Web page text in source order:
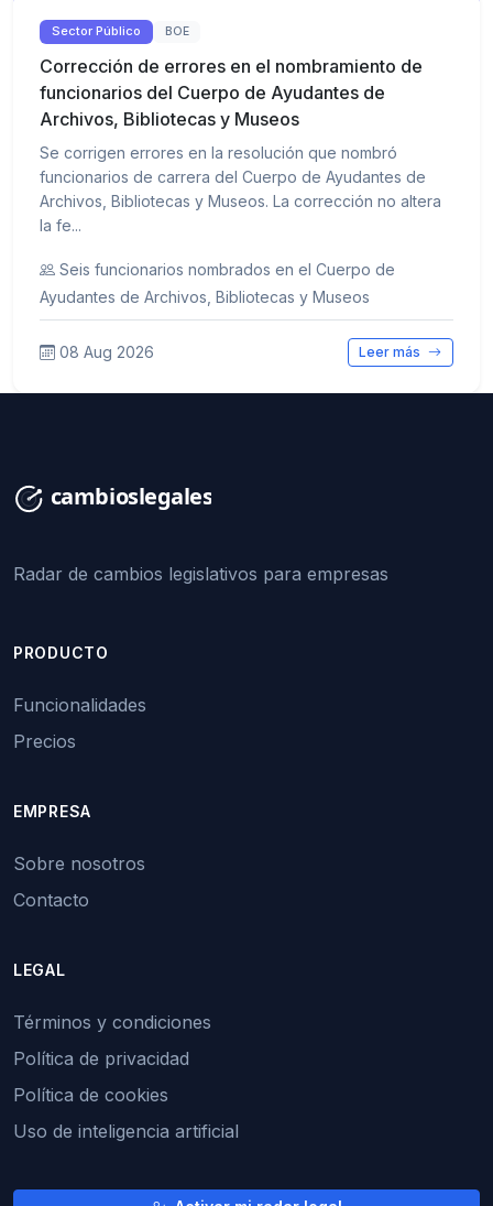
Sector Público BOE
Corrección de errores en el nombramiento de
funcionarios del Cuerpo de Ayudantes de
Archivos, Bibliotecas y Museos
Se corrigen errores en la resolución que nombró
funcionarios de carrera del Cuerpo de Ayudantes de
Archivos, Bibliotecas y Museos. La corrección no altera
la fe...
Seis funcionarios nombrados en el Cuerpo de
Ayudantes de Archivos, Bibliotecas y Museos
08 Aug 2026 Leer más
Radar de cambios legislativos para empresas
PRODUCTO
Funcionalidades
Precios
EMPRESA
Sobre nosotros
Contacto
LEGAL
Términos y condiciones
Política de privacidad
Política de cookies
Uso de inteligencia artificial